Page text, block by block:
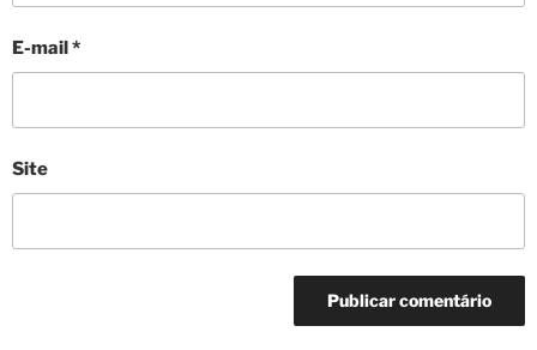
E-mail*
Site